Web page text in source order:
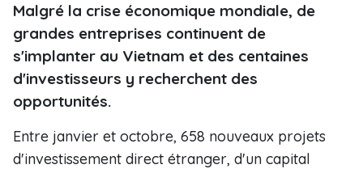
Malgré la crise économique mondiale, de
grandes entreprises continuent de
s'implanter au Vietnam et des centaines
d'investisseurs y recherchent des
opportunités.
Entre janvier et octobre, 658 nouveaux projets
d'investissement direct étranger, d'un capital